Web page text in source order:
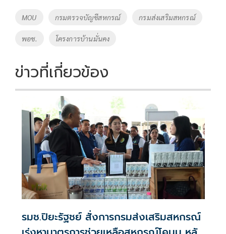
o
k
Li
n
k
Tags
MOU กรมตรวจบัญชีสหกรณ์ กรมส่งเสริมสหกรณ์
พอช. โครงการบ้านมั่นคง
ข่าวที่เกี่ยวข้อง
รมช.ปิยะรัฐชย์ สั่งการกรมส่งเสริมสหกรณ์